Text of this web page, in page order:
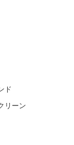
ド
リーン